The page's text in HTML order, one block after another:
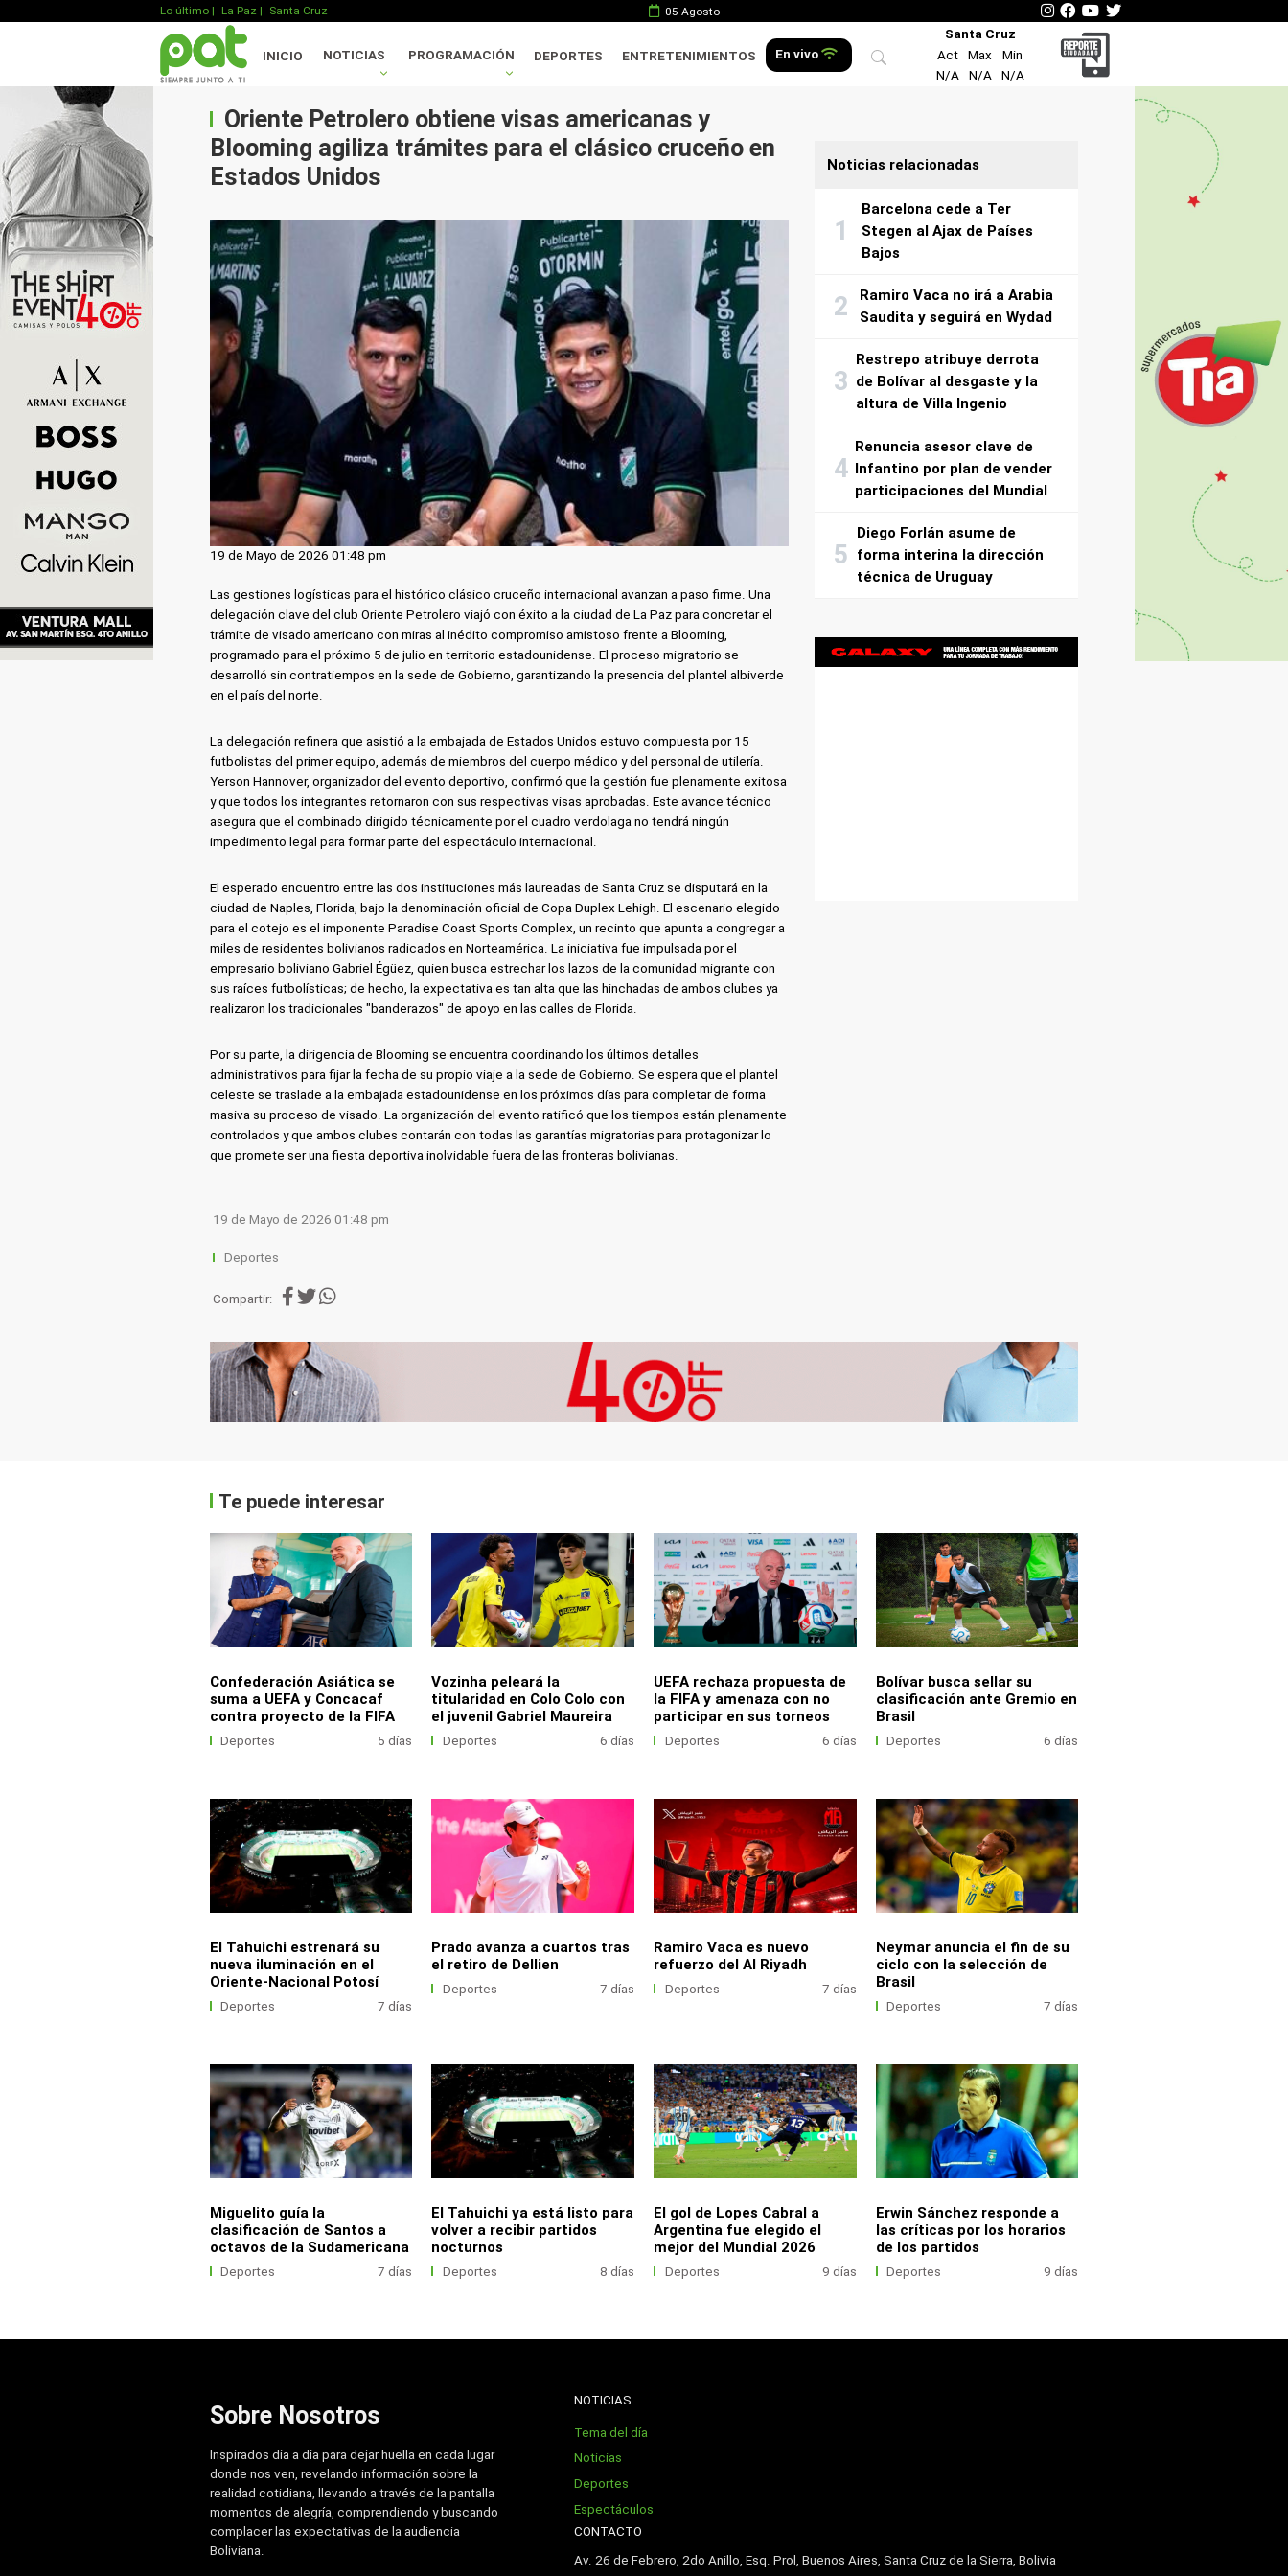
Lo último | La Paz | Santa Cruz 05 Agosto
INICIO NOTICIAS PROGRAMACIÓN DEPORTES ENTRETENIMIENTOS En vivo
Santa Cruz
Act
Max
Min
N/A
N/A N/A
Oriente Petrolero obtiene visas americanas y
Blooming agiliza trámites para el clásico cruceño en
Estados Unidos
19 de Mayo de 2026 01:48 pm
Las gestiones logísticas para el histórico clásico cruceño internacional avanzan a paso firme. Una
delegación clave del club Oriente Petrolero viajó con éxito a la ciudad de La Paz para concretar el
trámite de visado americano con miras al inédito compromiso amistoso frente a Blooming,
programado para el próximo 5 de julio en territorio estadounidense. El proceso migratorio se
desarrolló sin contratiempos en la sede de Gobierno, garantizando la presencia del plantel albiverde
en el país del norte.
La delegación refinera que asistió a la embajada de Estados Unidos estuvo compuesta por 15
futbolistas del primer equipo, además de miembros del cuerpo médico y del personal de utilería.
Yerson Hannover, organizador del evento deportivo, confirmó que la gestión fue plenamente exitosa
y que todos los integrantes retornaron con sus respectivas visas aprobadas. Este avance técnico
asegura que el combinado dirigido técnicamente por el cuadro verdolaga no tendrá ningún
impedimento legal para formar parte del espectáculo internacional.
El esperado encuentro entre las dos instituciones más laureadas de Santa Cruz se disputará en la
ciudad de Naples, Florida, bajo la denominación oficial de Copa Duplex Lehigh. El escenario elegido
para el cotejo es el imponente Paradise Coast Sports Complex, un recinto que apunta a congregar a
miles de residentes bolivianos radicados en Norteamérica. La iniciativa fue impulsada por el
empresario boliviano Gabriel Égüez, quien busca estrechar los lazos de la comunidad migrante con
sus raíces futbolísticas; de hecho, la expectativa es tan alta que las hinchadas de ambos clubes ya
realizaron los tradicionales "banderazos" de apoyo en las calles de Florida.
Por su parte, la dirigencia de Blooming se encuentra coordinando los últimos detalles
administrativos para fijar la fecha de su propio viaje a la sede de Gobierno. Se espera que el plantel
celeste se traslade a la embajada estadounidense en los próximos días para completar de forma
masiva su proceso de visado. La organización del evento ratificó que los tiempos están plenamente
controlados y que ambos clubes contarán con todas las garantías migratorias para protagonizar lo
que promete ser una fiesta deportiva inolvidable fuera de las fronteras bolivianas.
19 de Mayo de 2026 01:48 pm
Deportes
Compartir:
Noticias relacionadas
Barcelona cede a Ter
Stegen al Ajax de Países
Bajos
Ramiro Vaca no irá a Arabia
Saudita y seguirá en Wydad
Restrepo atribuye derrota
de Bolívar al desgaste y la
altura de Villa Ingenio
Renuncia asesor clave de
Infantino por plan de vender
participaciones del Mundial
Diego Forlán asume de
forma interina la dirección
técnica de Uruguay
Te puede interesar
Confederación Asiática se
suma a UEFA y Concacaf
contra proyecto de la FIFA
Deportes 5 días
Vozinha peleará la
titularidad en Colo Colo con
el juvenil Gabriel Maureira
Deportes 6 días
UEFA rechaza propuesta de
la FIFA y amenaza con no
participar en sus torneos
Deportes 6 días
Bolívar busca sellar su
clasificación ante Gremio en
Brasil
Deportes 6 días
El Tahuichi estrenará su
nueva iluminación en el
Oriente-Nacional Potosí
Deportes 7 días
Prado avanza a cuartos tras
el retiro de Dellien
Deportes 7 días
Ramiro Vaca es nuevo
refuerzo del Al Riyadh
Deportes 7 días
Neymar anuncia el fin de su
ciclo con la selección de
Brasil
Deportes 7 días
Miguelito guía la
clasificación de Santos a
octavos de la Sudamericana
Deportes 7 días
El Tahuichi ya está listo para
volver a recibir partidos
nocturnos
Deportes 8 días
El gol de Lopes Cabral a
Argentina fue elegido el
mejor del Mundial 2026
Deportes 9 días
Erwin Sánchez responde a
las críticas por los horarios
de los partidos
Deportes 9 días
Sobre Nosotros
Inspirados día a día para dejar huella en cada lugar
donde nos ven, revelando información sobre la
realidad cotidiana, llevando a través de la pantalla
momentos de alegría, comprendiendo y buscando
complacer las expectativas de la audiencia
Boliviana.
NOTICIAS
Tema del día
Noticias
Deportes
Espectáculos
CONTACTO
Av. 26 de Febrero, 2do Anillo, Esq. Prol, Buenos Aires, Santa Cruz de la Sierra, Bolivia